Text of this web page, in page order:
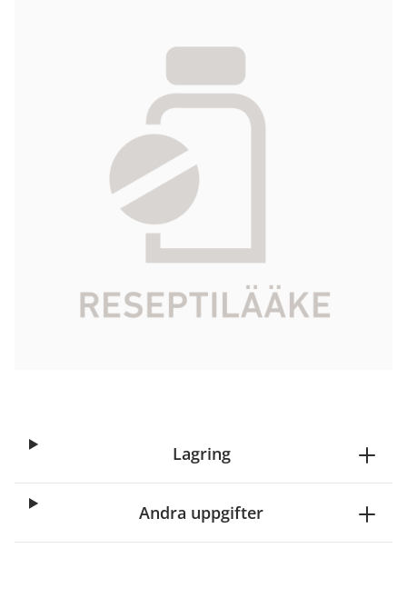
585216
Aktiv ingrediens iloprostitrometamoli
5 x 0,5 ml
Bayer Oy
Check Kela-compensation
Lagring
Andra uppgifter